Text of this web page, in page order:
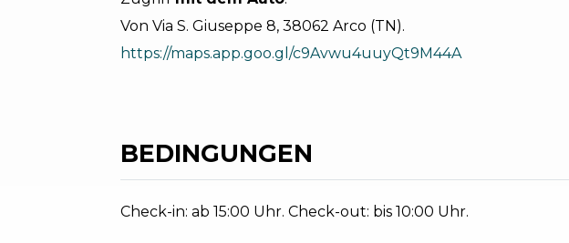
Von Via S. Giuseppe 8, 38062 Arco (TN).
https://maps.app.goo.gl/c9Avwu4uuyQt9M44A
BEDINGUNGEN
Check-in: ab 15:00 Uhr. Check-out: bis 10:00 Uhr.